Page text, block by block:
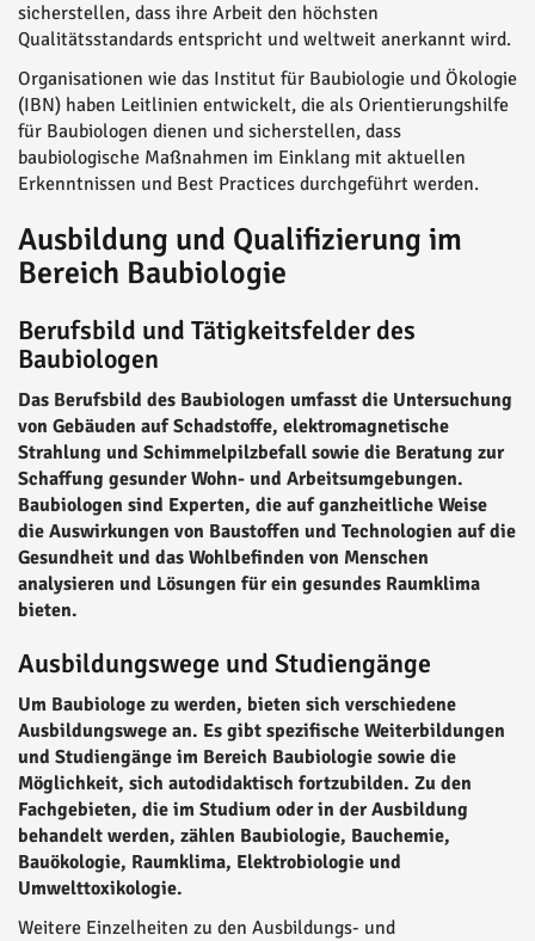
sicherstellen, dass ihre Arbeit den höchsten
Qualitätsstandards entspricht und weltweit anerkannt wird.
Organisationen wie das Institut für Baubiologie und Ökologie
(IBN) haben Leitlinien entwickelt, die als Orientierungshilfe
für Baubiologen dienen und sicherstellen, dass
baubiologische Maßnahmen im Einklang mit aktuellen
Erkenntnissen und Best Practices durchgeführt werden.
Ausbildung und Qualifizierung im
Bereich Baubiologie
Berufsbild und Tätigkeitsfelder des
Baubiologen
Das Berufsbild des Baubiologen umfasst die Untersuchung
von Gebäuden auf Schadstoffe, elektromagnetische
Strahlung und Schimmelpilzbefall sowie die Beratung zur
Schaffung gesunder Wohn- und Arbeitsumgebungen.
Baubiologen sind Experten, die auf ganzheitliche Weise
die Auswirkungen von Baustoffen und Technologien auf die
Gesundheit und das Wohlbefinden von Menschen
analysieren und Lösungen für ein gesundes Raumklima
bieten.
Ausbildungswege und Studiengänge
Um Baubiologe zu werden, bieten sich verschiedene
Ausbildungswege an. Es gibt spezifische Weiterbildungen
und Studiengänge im Bereich Baubiologie sowie die
Möglichkeit, sich autodidaktisch fortzubilden. Zu den
Fachgebieten, die im Studium oder in der Ausbildung
behandelt werden, zählen Baubiologie, Bauchemie,
Bauökologie, Raumklima, Elektrobiologie und
Umwelttoxikologie.
Weitere Einzelheiten zu den Ausbildungs- und